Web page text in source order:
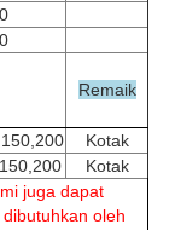
Remaik
Kotak
Kotak
juga dapat
oleh